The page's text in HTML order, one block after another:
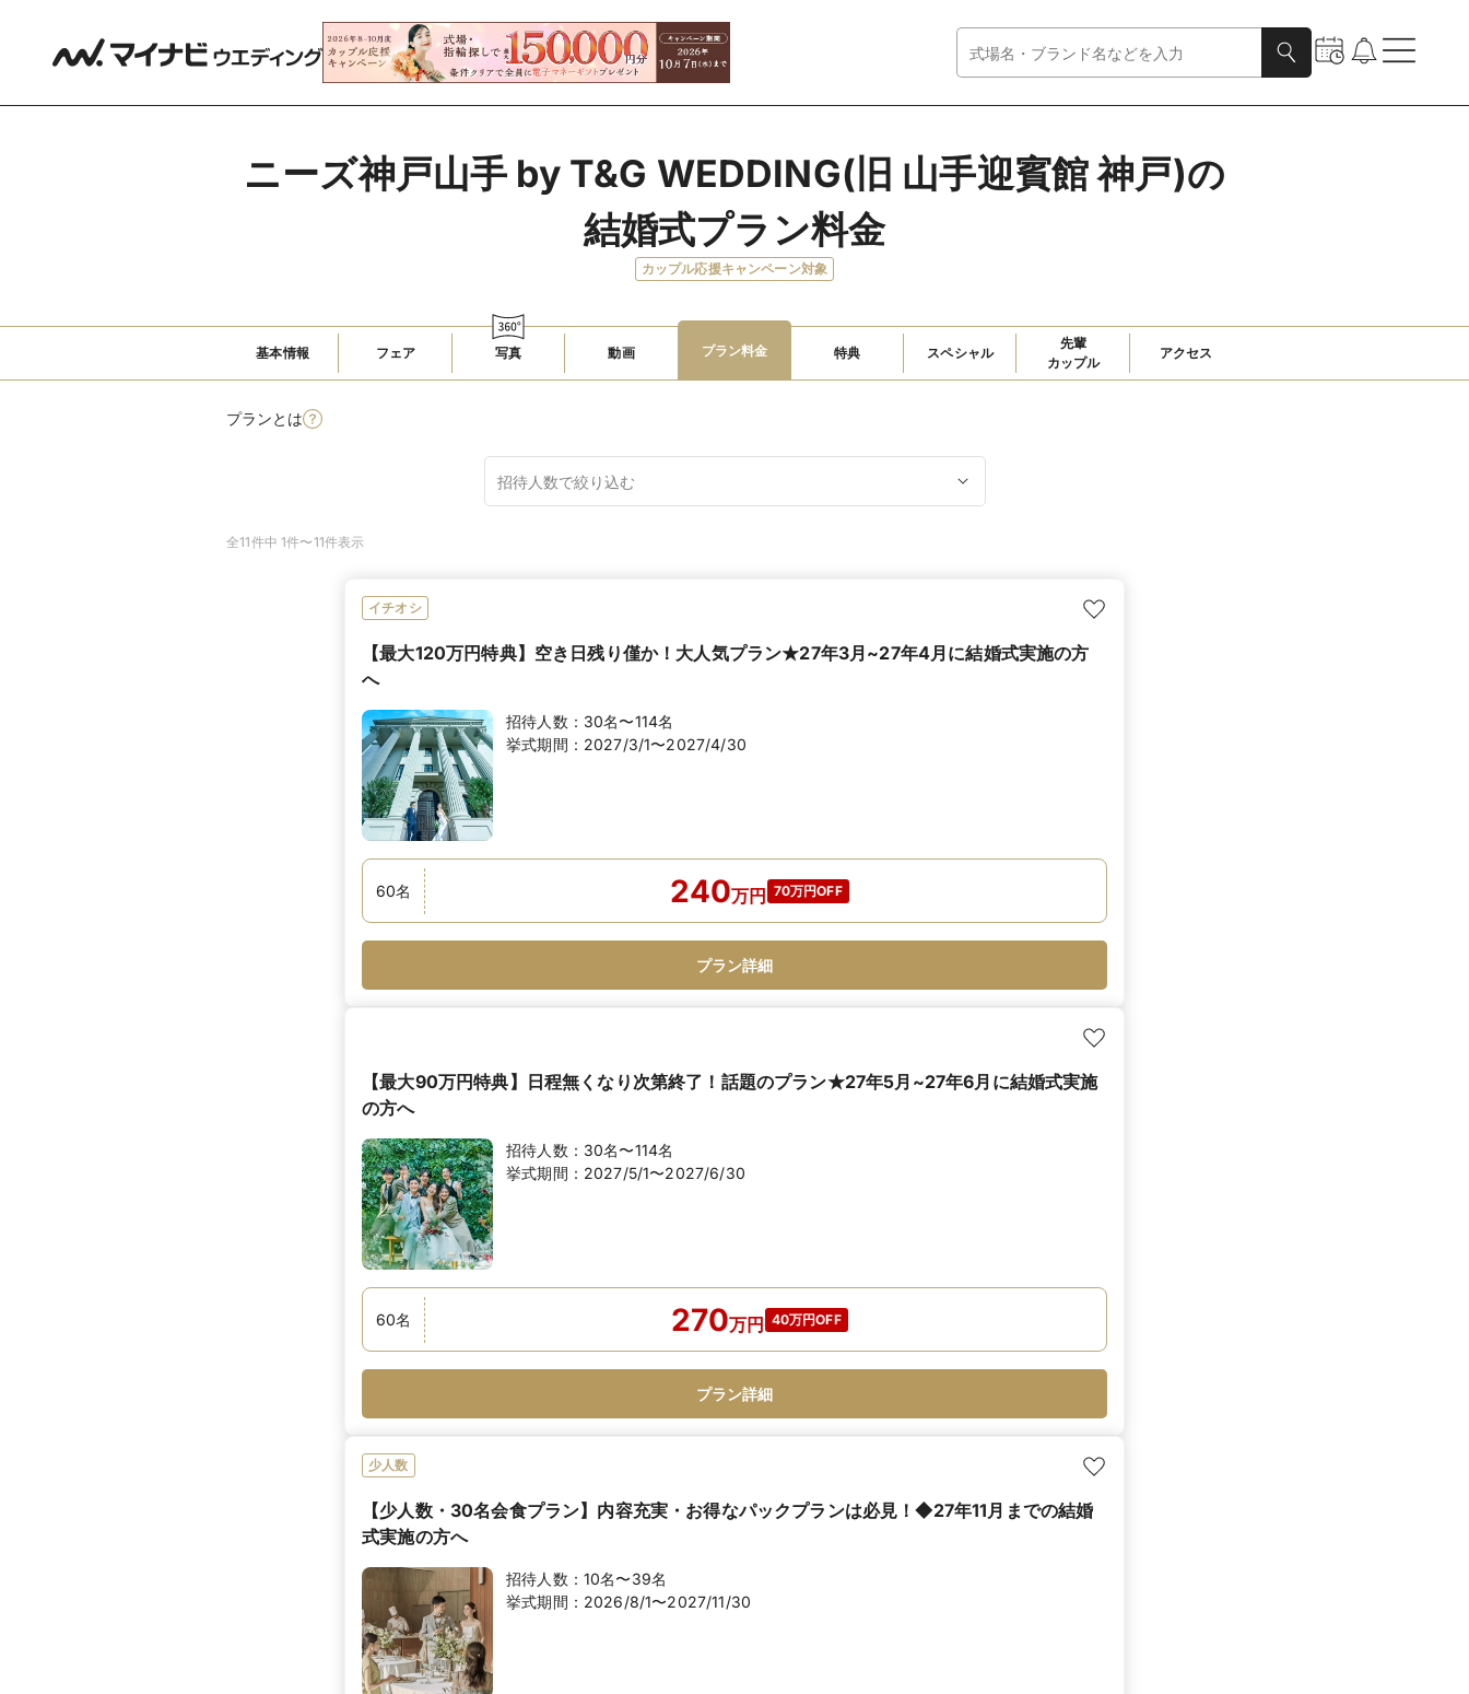
ニーズ神戸山手 by T&G WEDDING(旧 山手迎賓館 神戸)の
結婚式プラン料金
カップル応援キャンペーン対象
基本情報 フェア 写真 動画 プラン料金 特典 スペシャル
先輩
カップル
アクセス
プランとは
全11件中 1件〜11件表示
イチオシ
【最大120万円特典】空き日残り僅か！大人気プラン★27年3月~27年4月に結婚式実施の方
へ
招待人数： 30名〜114名
挙式期間： 2027/3/1〜2027/4/30
60名 240万円 70万円OFF
プラン詳細
【最大90万円特典】日程無くなり次第終了！話題のプラン★27年5月~27年6月に結婚式実施
の方へ
招待人数： 30名〜114名
挙式期間： 2027/5/1〜2027/6/30
60名 270万円 40万円OFF
プラン詳細
少人数
【少人数・30名会食プラン】内容充実・お得なパックプランは必見！◆27年11月までの結婚
式実施の方へ
招待人数： 10名〜39名
挙式期間： 2026/8/1〜2027/11/30